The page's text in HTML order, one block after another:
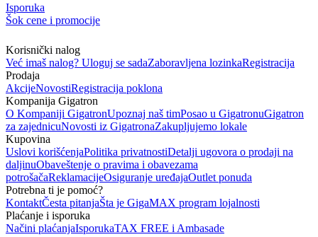
Isporuka
Šok cene i promocije
Korisnički nalog
Već imaš nalog? Uloguj se sadaZaboravljena lozinkaRegistracija
Prodaja
AkcijeNovostiRegistracija poklona
Kompanija Gigatron
O Kompaniji GigatronUpoznaj naš timPosao u GigatronuGigatron
za zajednicuNovosti iz GigatronaZakupljujemo lokale
Kupovina
Uslovi korišćenjaPolitika privatnostiDetalji ugovora o prodaji na
daljinuObaveštenje o pravima i obavezama
potrošačaReklamacijeOsiguranje uređajaOutlet ponuda
Potrebna ti je pomoć?
KontaktČesta pitanjaŠta je GigaMAX program lojalnosti
Plaćanje i isporuka
Načini plaćanjaIsporukaTAX FREE i Ambasade